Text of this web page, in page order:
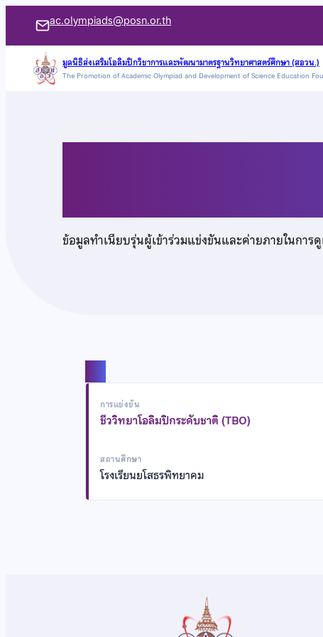
เนื้อหา
ac.olympiads@posn.or.th
มูลนิธิส่งเสริมโอลิมปิกวิชาการและพัฒนามาตรฐานวิทยาศาสตร์ศึกษา (สอวน.)
The Promotion of Academic Olympiad and Development of Science Education
ข้อมูลทำเนียบรุ่นผู้เข้าร่วมแข่งขันและค่ายภายในกา
การแข่งขัน
ชีววิทยาโอลิมปิกระดับชาติ (TBO)
สถานศึกษา
โรงเรียนยโสธรพิทยาคม